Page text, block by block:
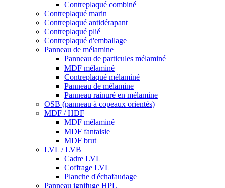
Contreplaqué combiné
Contreplaqué marin
Contreplaqué antidérapant
Contreplaqué plié
Contreplaqué d'emballage
Panneau de mélamine
Panneau de particules mélaminé
MDF mélaminé
Contreplaqué mélaminé
Panneau de mélamine
Panneau rainuré en mélamine
OSB (panneau à copeaux orientés)
MDF / HDF
MDF mélaminé
MDF fantaisie
MDF brut
LVL / LVB
Cadre LVL
Coffrage LVL
Planche d'échafaudage
Panneau ignifuge HPL